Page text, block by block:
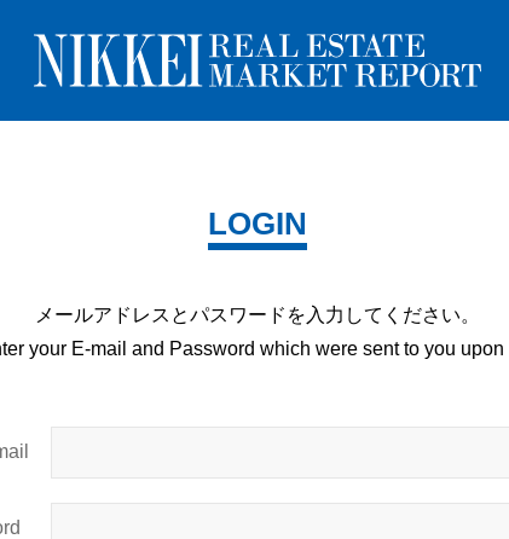
LOGIN
メールアドレスとパスワードを 入力してください。
your E-mail and Password which were sent to you upon